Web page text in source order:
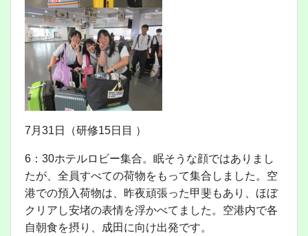
7月31日（研修15日目 ）
6：30ホテルロビー集合。眠そうな顔ではありまし
たが、全員すべての荷物をもって集合しました。空
港での預入荷物は、昨夜頑張った甲斐もあり、ほぼ
クリアし安堵の表情を浮かべてました。空港内で各
自朝食を摂り、成田に向け出発です。